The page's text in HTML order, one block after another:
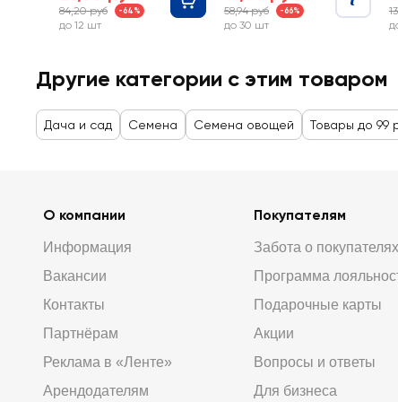
84,20 руб -64%
до 12 шт
58,94 руб -66%
до 30 шт
Другие категории с этим товаром
Дача и сад Семена Семена овощей Товары до 99
О компании
Информация
Вакансии
Контакты
Партнёрам
Реклама в «Ленте»
Арендодателям
Покупателям
Забота о покупателях
Программа
Подарочные карты
Акции
Вопросы и ответы
Для бизнеса